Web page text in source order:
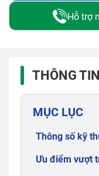
Hỗ trợ
THÔNG
MỤC LỤC
Thông số kỹ
Ưu điểm vượt